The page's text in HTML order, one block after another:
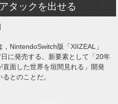
タックを出せる
NintendoSwitch版「XIIZEAL」
に発売する。新要素として「20年
面した世界を垣間見れる」開発
とのことだ。